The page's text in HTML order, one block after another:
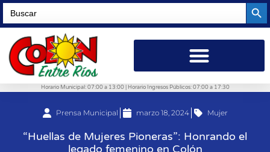
Search
for:
Horario Municipal: 07:00 a 13:00 | Horario Ingresos Públicos: 07:00 a 17:30
Prensa Municipal marzo 18, 2024 Mujer
“Huellas de Mujeres Pioneras”: Honrando el
legado femenino en Colón